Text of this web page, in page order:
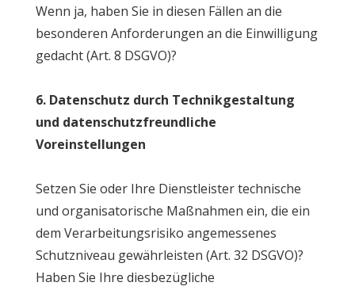
Wenn ja, haben Sie in diesen Fällen an die
besonderen Anforderungen an die Einwilligung
gedacht (Art. 8 DSGVO)?
6. Datenschutz durch Technikgestaltung
und datenschutzfreundliche
Voreinstellungen
Setzen Sie oder Ihre Dienstleister technische
und organisatorische Maßnahmen ein, die ein
dem Verarbeitungsrisiko angemessenes
Schutzniveau gewährleisten (Art. 32 DSGVO)?
Haben Sie Ihre diesbezügliche